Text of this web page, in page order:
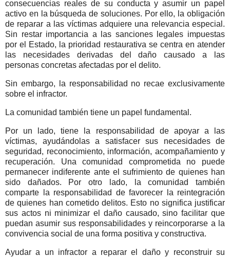
consecuencias reales de su conducta y asumir un papel
activo en la búsqueda de soluciones. Por ello, la obligación
de reparar a las víctimas adquiere una relevancia especial.
Sin restar importancia a las sanciones legales impuestas
por el Estado, la prioridad restaurativa se centra en atender
las necesidades derivadas del daño causado a las
personas concretas afectadas por el delito.
Sin embargo, la responsabilidad no recae exclusivamente
sobre el infractor.
La comunidad también tiene un papel fundamental.
Por un lado, tiene la responsabilidad de apoyar a las
víctimas, ayudándolas a satisfacer sus necesidades de
seguridad, reconocimiento, información, acompañamiento y
recuperación. Una comunidad comprometida no puede
permanecer indiferente ante el sufrimiento de quienes han
sido dañados. Por otro lado, la comunidad también
comparte la responsabilidad de favorecer la reintegración
de quienes han cometido delitos. Esto no significa justificar
sus actos ni minimizar el daño causado, sino facilitar que
puedan asumir sus responsabilidades y reincorporarse a la
convivencia social de una forma positiva y constructiva.
Ayudar a un infractor a reparar el daño y reconstruir su